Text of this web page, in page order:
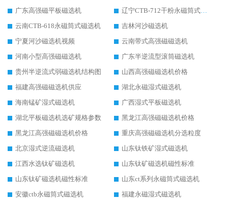
广东高强磁平板磁选机
辽宁CTB-712干粉永磁筒式磁选机
云南CTB-618永磁筒式磁选机
吉林河沙磁选机
宁夏河沙磁选机视频
云南带式高强磁磁选机
河南小型高强磁磁选机
广东半逆流型滚筒磁选机
贵州半逆流式弱磁选机结构图
山西高强磁磁选机价格
福建高强磁磁选机供应
湖北永磁湿式磁选机
海南锰矿湿式磁选机
广西湿式平板磁选机
湖北平板磁选机选矿规格参数
黑龙江高强磁磁选机价格
黑龙江高强磁磁选机价格
重庆高强磁磁选机分选粒度
北京湿式逆流磁选机
山东钛铁矿湿式磁选机
江西水选钛矿磁选机
山东钛矿磁选机磁性标准
山东钛矿磁选机磁性标准
山东ct系列永磁筒式磁选机
安徽ctb永磁筒式磁选机
福建永磁湿式磁选机